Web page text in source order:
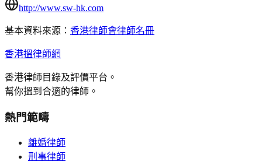
http://www.sw-hk.com
基本資料來源： 香港律師會律師名冊
香港搵律師網
香港律師目錄及評價平台。
幫你搵到合適的律師。
熱門範疇
離婚律師
刑事律師